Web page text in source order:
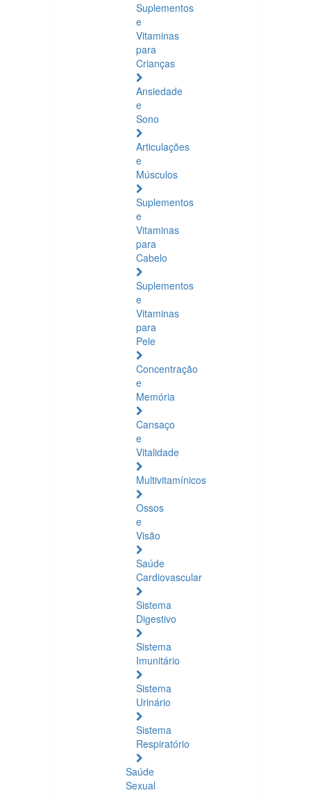
Suplementos
e
Vitaminas
para
Crianças
Ansiedade
e
Sono
Articulações
e
Músculos
Suplementos
e
Vitaminas
para
Cabelo
Suplementos
e
Vitaminas
para
Pele
Concentração
e
Memória
Cansaço
e
Vitalidade
Multivitamínicos
Ossos
e
Visão
Saúde
Cardiovascular
Sistema
Digestivo
Sistema
Imunitário
Sistema
Urinário
Sistema
Respiratório
Saúde
Sexual